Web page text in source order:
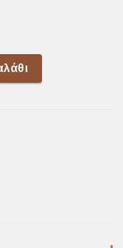
ποσότητα